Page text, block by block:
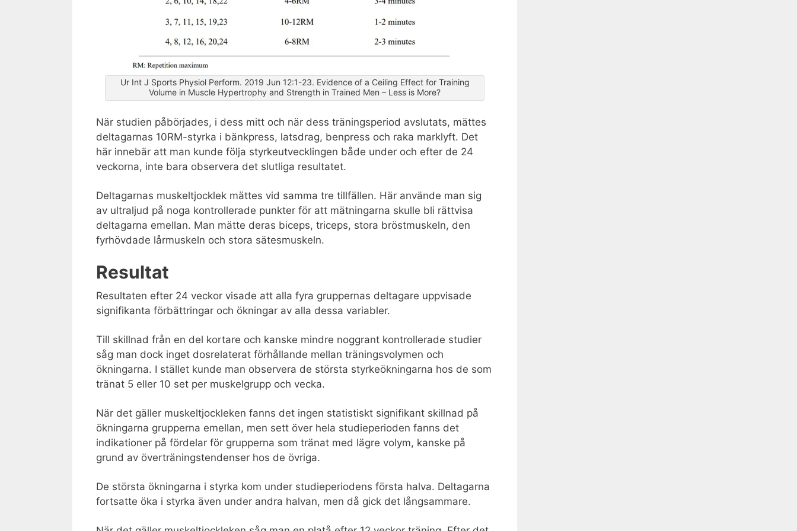
Ur Int J Sports Physiol Perform. 2019 Jun 12:1-23. Evidence of a Ceiling Effect for Training
Volume in Muscle Hypertrophy and Strength in Trained Men – Less is More?
När studien påbörjades, i dess mitt och när dess träningsperiod avslutats, mättes
deltagarnas 10RM-styrka i bänkpress, latsdrag, benpress och raka marklyft. Det
här innebär att man kunde följa styrkeutvecklingen både under och efter de 24
veckorna, inte bara observera det slutliga resultatet.
Deltagarnas muskeltjocklek mättes vid samma tre tillfällen. Här använde man sig
av ultraljud på noga kontrollerade punkter för att mätningarna skulle bli rättvisa
deltagarna emellan. Man mätte deras biceps, triceps, stora bröstmuskeln, den
fyrhövdade lårmuskeln och stora sätesmuskeln.
Resultat
Resultaten efter 24 veckor visade att alla fyra gruppernas deltagare uppvisade
signifikanta förbättringar och ökningar av alla dessa variabler.
Till skillnad från en del kortare och kanske mindre noggrant kontrollerade studier
såg man dock inget dosrelaterat förhållande mellan träningsvolymen och
ökningarna. I stället kunde man observera de största styrkeökningarna hos de som
tränat 5 eller 10 set per muskelgrupp och vecka.
När det gäller muskeltjockleken fanns det ingen statistiskt signifikant skillnad på
ökningarna grupperna emellan, men sett över hela studieperioden fanns det
indikationer på fördelar för grupperna som tränat med lägre volym, kanske på
grund av överträningstendenser hos de övriga.
De största ökningarna i styrka kom under studieperiodens första halva. Deltagarna
fortsatte öka i styrka även under andra halvan, men då gick det långsammare.